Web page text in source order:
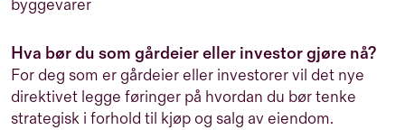
byggevarer
Hva bør du som gårdeier eller investor gjøre nå?
For deg som er gårdeier eller investorer vil det nye
direktivet legge føringer på hvordan du bør tenke
strategisk i forhold til kjøp og salg av eiendom.